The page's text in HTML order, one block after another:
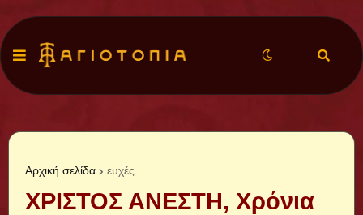
Αρχική σελίδα ευχές
ΧΡΙΣΤΟΣ ΑΝΕΣΤΗ, Χρόνια